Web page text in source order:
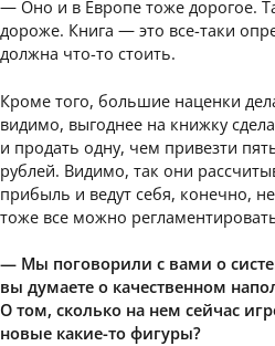
— Оно и в Европе тоже дорогое.
дороже. Книга — это все-таки
должна что-то стоить.
Кроме того, большие наценки
видимо, выгоднее на книжку
и продать одну, чем привезти
рублей. Видимо, так они
прибыль и ведут себя, конечно,
тоже все можно
— Мы поговорили с вами о
вы думаете о качественном
О том, сколько на нем сейчас
новые какие-то фигуры?